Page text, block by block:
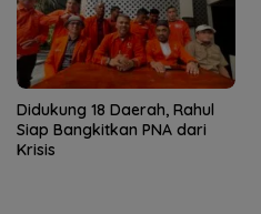
Didukung 18 Daerah, Rahul
Siap Bangkitkan PNA dari
Krisis